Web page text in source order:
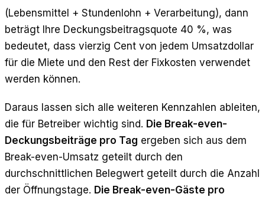
(Lebensmittel + Stundenlohn + Verarbeitung), dann
beträgt Ihre Deckungsbeitragsquote 40 %, was
bedeutet, dass vierzig Cent von jedem Umsatzdollar
für die Miete und den Rest der Fixkosten verwendet
werden können.
Daraus lassen sich alle weiteren Kennzahlen ableiten,
die für Betreiber wichtig sind. Die Break-even-
Deckungsbeiträge pro Tag ergeben sich aus dem
Break-even-Umsatz geteilt durch den
durchschnittlichen Belegwert geteilt durch die Anzahl
der Öffnungstage. Die Break-even-Gäste pro